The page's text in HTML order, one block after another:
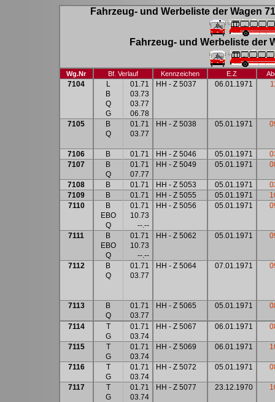
Fahrzeug- und Werbeliste der Wagen
Fahrzeug- und Werbeliste der
Wg.Nr Bf. Verlauf Kennzeichen E.Z
7104
L
B
Q
G
01.71
03.73
03.77
06.78
HH - Z 5037 06.01.1971
7105
B
Q
01.71
03.77
HH - Z 5038 05.01.1971
7106 B 01.71 HH - Z 5046 05.01.1971
7107
B
Q
01.71
07.77
HH - Z 5049 05.01.1971
7108 B 01.71 HH - Z 5053 05.01.1971
7109
B 01.71 HH - Z 5055 05.01.1971
7110
B
EBO
Q
01.71
10.73
--.--
HH - Z 5056 05.01.1971
7111
B
EBO
Q
01.71
10.73
--.--
HH - Z 5062 05.01.1971
7112
B
Q
01.71
03.77
HH - Z 5064 07.01.1971
7113
B
Q
01.71
03.77
HH - Z 5065 05.01.1971
7114
T
G
01.71
03.74
HH - Z 5067 06.01.1971
7115
T
G
01.71
03.74
HH - Z 5069 06.01.1971
7116
T
G
01.71
03.74
HH - Z 5072 05.01.1971
7117
T
G
01.71
03.74
HH - Z 5077 23.12.1970